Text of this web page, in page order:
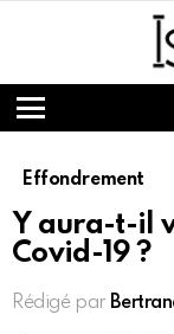
Menu
Effondrement
Y aura-t-il
Covid-19 ?
Rédigé par